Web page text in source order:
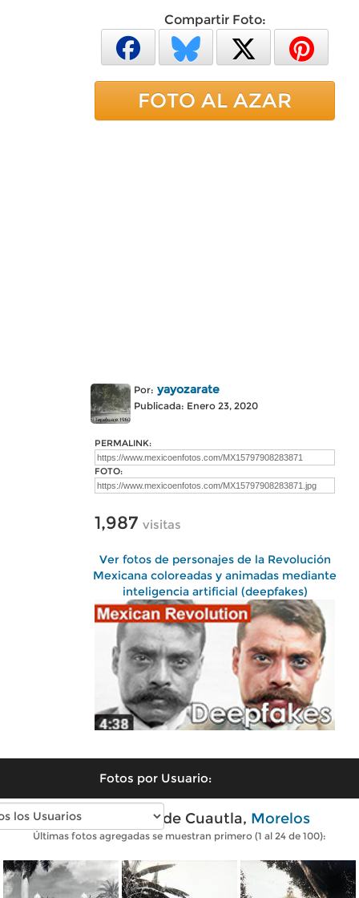
Compartir Foto:
FOTO AL AZAR
Por: yayozarate
Publicada: Enero 23, 2020
PERMALINK:
FOTO:
1,987 visitas
Ver fotos de personajes de la Revolución
Mexicana coloreadas y animadas mediante
inteligencia artificial (deepfakes)
Fotos por Usuario:
Fotos antiguas de Cuautla, Morelos
Últimas fotos agregadas se muestran primero (1 al 24 de 100):